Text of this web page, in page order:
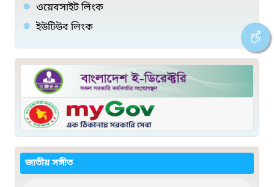
ওয়েবসাইট লিংক
ইউটিউব লিংক
জাতীয় সঙ্গীত